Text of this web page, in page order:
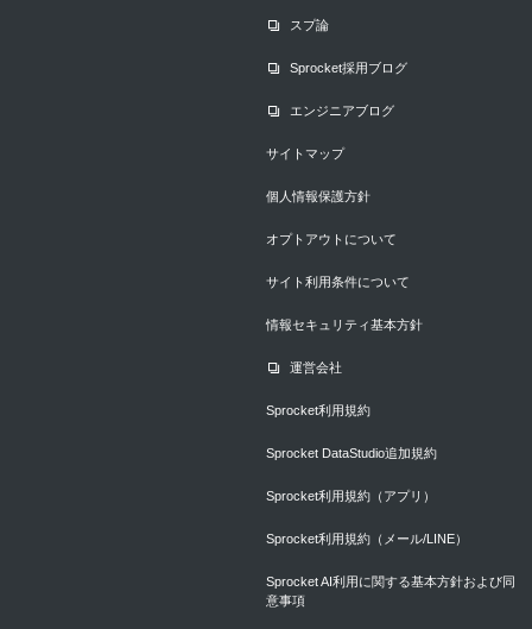
スプ論
Sprocket採用ブログ
エンジニアブログ
サイトマップ
個人情報保護方針
オプトアウトについて
サイト利用条件について
情報セキュリティ基本方針
運営会社
Sprocket利用規約
Sprocket DataStudio追加規約
Sprocket利用規約（アプリ）
Sprocket利用規約（メール/LINE）
Sprocket AI利用に関する基本方針および同
意事項